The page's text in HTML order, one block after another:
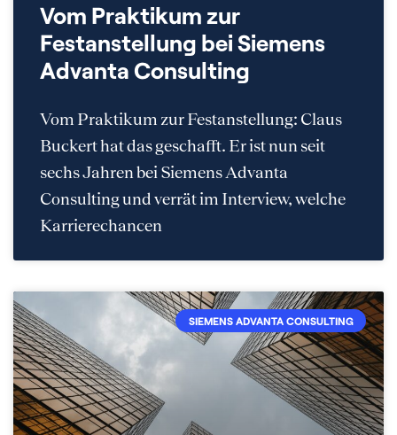
Vom Praktikum zur
Festanstellung bei Siemens
Advanta Consulting
Vom Praktikum zur Festanstellung: Claus
Buckert hat das geschafft. Er ist nun seit
sechs Jahren bei Siemens Advanta
Consulting und verrät im Interview, welche
Karrierechancen
SIEMENS ADVANTA CONSULTING